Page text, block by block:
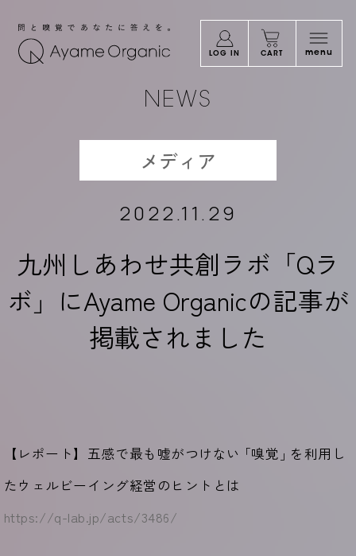
問と嗅覚であなたに答えを。Ayame
LOG IN CART menu
NEWS
メディア
2022.11.29
九州しあわせ共創ラボ「Qラ
ボ」にAyame Organicの記事が
掲載されました
【レポート】五感で最も嘘がつけない「嗅覚 」を利用し
たウェルビーイング経営のヒントとは
https://q-lab.jp/acts/3486/